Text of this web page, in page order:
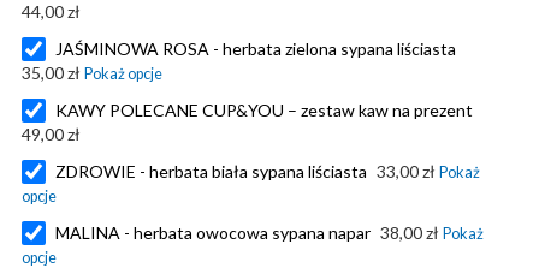
44,00 zł
JAŚMINOWA ROSA - herbata zielona sypana liściasta
35,00 zł
KAWY POLECANE CUP&YOU – zestaw kaw na prezent
49,00 zł
ZDROWIE - herbata biała sypana liściasta 33,00 zł
MALINA - herbata owocowa sypana napar 38,00 zł